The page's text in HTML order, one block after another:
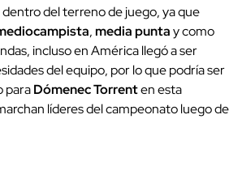
dentro del terreno de juego, ya que
,media puntay como
incluso en América llegó a ser
del equipo, por lo que podría ser
paraDómenec Torrenten esta
líderes del campeonato luego de